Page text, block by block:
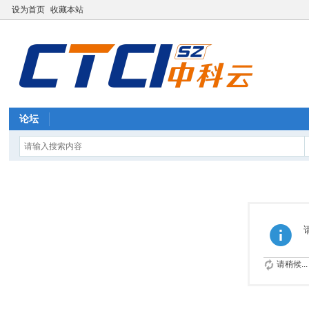
设为首页 收藏本站
论坛
请稍候...